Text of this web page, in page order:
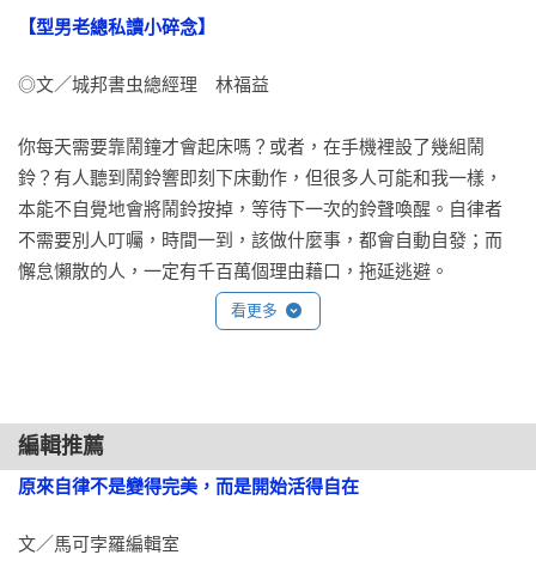
紅藥丸測試
第十二章   心氣步驟六：培養心態
擁有權的優勢
自信的優勢
如何建立自信
第十三章  心氣步驟七：付出
練習：練習選擇令自己不安的事物
第十四章  真實面對自己
第十五章  心氣的全貌
鼓勵自己不要羞愧，而是看看可以學到什麼，以及下一步需要
制、時間管理和控制生活中的干擾。
我的渴望之一是每天運動。隨著年齡漸長，這種對自己的承諾
對於保持健康、吸引力和持續的生活品質非常重要。我可以很
開心地說，我現在每天都運動！事實上，使用喬瓦尼的技巧，
運動很容易放進我的日常生活。我現在真的很喜歡運動以及它
帶來的好處。
——Amazon讀者，G．芬內爾
【型男老總私讀小碎念】
◎文／城邦書虫總經理　林福益
你每天需要靠鬧鐘才會起床嗎？或者，在手機裡設了幾組鬧
鈴？有人聽到鬧鈴響即刻下床動作，但很多人可能和我一樣，
本能不自覺地會將鬧鈴按掉，等待下一次的鈴聲喚醒。自律者
不需要別人叮囑，時間一到，該做什麼事，都會自動自發；而
懈怠懶散的人，一定有千百萬個理由藉口，拖延逃避。
自律，通常會與意志力與決心劃上等號，所以代表的就是自我
律的個性，著實痛苦，很容易放棄又回到原點。
只是，如果是明天要展開期待許多的出國旅行，飛機再早，肯
再晚睡也會早早起床梳洗打扮，完全不會貪睡賴床。早起這樣
看更多
編輯推薦
原來自律不是變得完美，而是開始活得自在
文／馬可孛羅編輯室